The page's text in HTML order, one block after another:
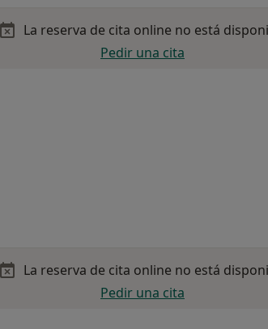
La reserva de cita online no está
Pedir una cita
La reserva de cita online no está
Pedir una cita